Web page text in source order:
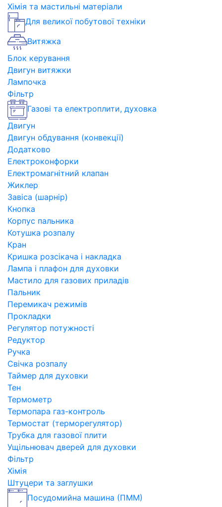
Хімія та мастильні матеріали
Для великої побутової техніки
Витяжка
Блок керування
Двигун витяжки
Лампочка
Фільтр
Газові та електроплити, духовка
Двигун
Двигун обдування (конвекції)
Додатково
Електроконфорки
Електромагнітний клапан
Жиклер
Завіса (шарнір)
Кнопка
Корпус пальника
Котушка розпалу
Кран
Кришка розсікача і накладка
Лампа і плафон для духовки
Мастило для газових приладів
Пальник
Перемикач режимів
Прокладки
Регулятор потужності
Редуктор
Ручка
Свічка розпалу
Таймер для духовки
Тен
Термометр
Термопара газ-контроль
Термостат (терморегулятор)
Трубка для газової плити
Ущільнювач дверей для духовки
Фільтр
Хімія
Штуцери та заглушки
Посудомийна машина (ПММ)